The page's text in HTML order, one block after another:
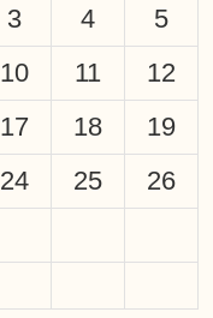
3 4
5
10 11
12
17 18
19
24 25
26